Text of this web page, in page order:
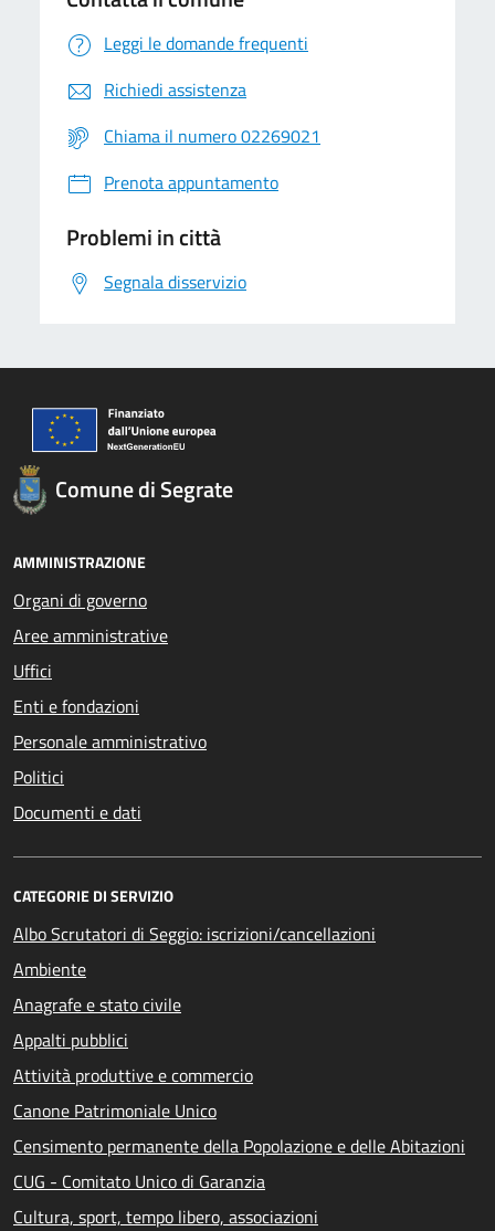
Leggi le domande frequenti
Richiedi assistenza
Chiama il numero 02269021
Prenota appuntamento
Problemi in città
Segnala disservizio
Comune di Segrate
AMMINISTRAZIONE
Organi di governo
Aree amministrative
Uffici
Enti e fondazioni
Personale amministrativo
Politici
Documenti e dati
CATEGORIE DI SERVIZIO
Albo Scrutatori di Seggio: iscrizioni/cancellazioni
Ambiente
Anagrafe e stato civile
Appalti pubblici
Attività produttive e commercio
Canone Patrimoniale Unico
Censimento permanente della Popolazione e delle Abitazioni
CUG - Comitato Unico di Garanzia
Cultura, sport, tempo libero, associazioni